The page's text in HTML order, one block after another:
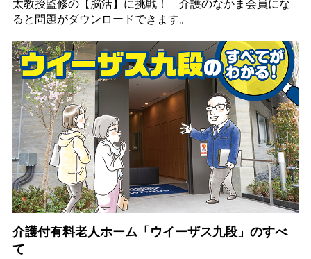
太教授監修の【脳活】に挑戦！ 介護のなかま会員にな
ると問題がダウンロードできます。
介護付有料老人ホーム「ウイーザス九段」のすべ
て